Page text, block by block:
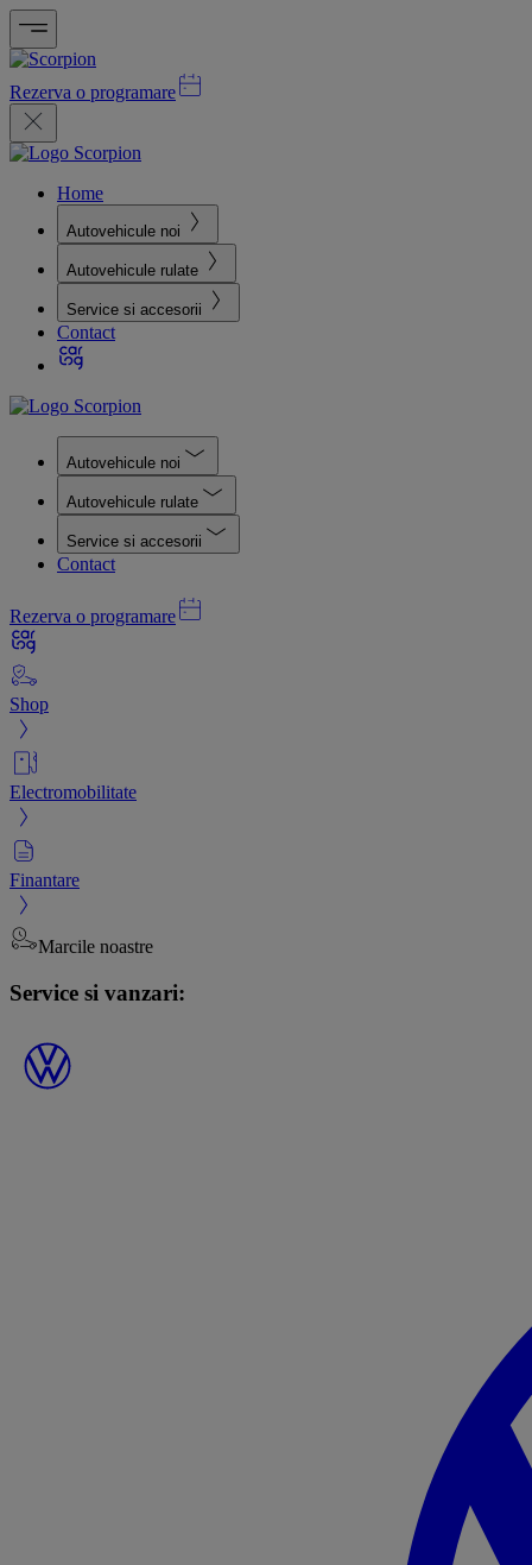
Rezerva o programare
Home
Autovehicule noi
Autovehicule rulate
Service si accesorii
Contact
Autovehicule noi
Autovehicule rulate
Service si accesorii
Contact
Rezerva o programare
Shop
Electromobilitate
Finantare
Marcile noastre
Service si vanzari: